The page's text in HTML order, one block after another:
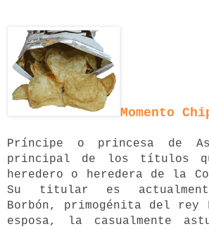
Momento
Príncipe o princesa de
principal de los títulos
heredero o heredera de la
Su titular es
Borbón, primogénita del
esposa, la casualmente